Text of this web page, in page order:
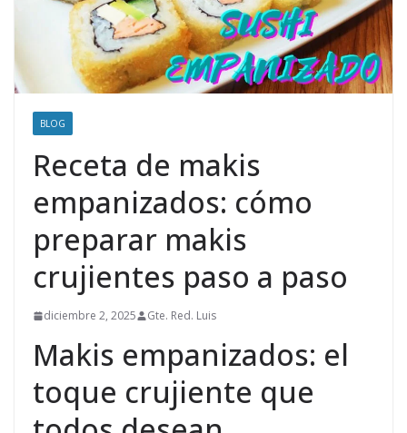
BLOG
Receta de makis
empanizados: cómo
preparar makis
crujientes paso a paso
diciembre 2, 2025 Gte. Red. Luis
Makis empanizados: el
toque crujiente que